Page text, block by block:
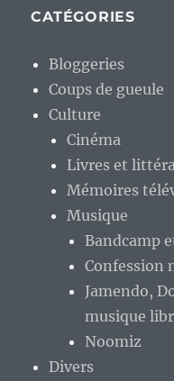
CATÉGORIES
Bloggeries
Coups de gueule
Culture
Cinéma
Livres et
Mémoires
Musique
Bandcamp
Confession
Jamendo,
musique
Noomiz
Divers